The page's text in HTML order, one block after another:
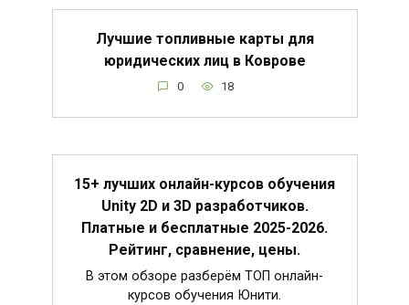
Лучшие топливные карты для
юридических лиц в Коврове
0 18
15+ лучших онлайн-курсов обучения
Unity 2D и 3D разработчиков.
Платные и бесплатные 2025-2026.
Рейтинг, сравнение, цены.
В этом обзоре разберём ТОП онлайн-
курсов обучения Юнити.